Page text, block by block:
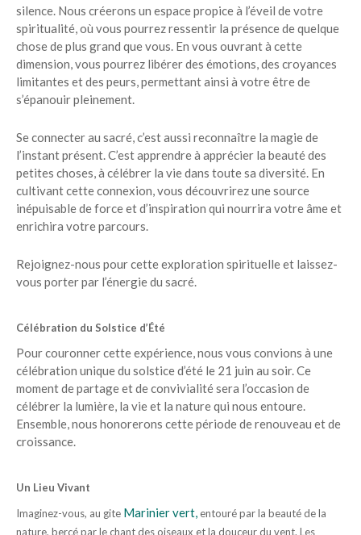
silence. Nous créerons un espace propice à l’éveil de votre
spiritualité, où vous pourrez ressentir la présence de quelque
chose de plus grand que vous. En vous ouvrant à cette
dimension, vous pourrez libérer des émotions, des croyances
limitantes et des peurs, permettant ainsi à votre être de
s’épanouir pleinement.
Se connecter au sacré, c’est aussi reconnaître la magie de
l’instant présent. C’est apprendre à apprécier la beauté des
petites choses, à célébrer la vie dans toute sa diversité. En
cultivant cette connexion, vous découvrirez une source
inépuisable de force et d’inspiration qui nourrira votre âme et
enrichira votre parcours.
Rejoignez-nous pour cette exploration spirituelle et laissez-
vous porter par l’énergie du sacré.
Célébration du Solstice d’Été
Pour couronner cette expérience, nous vous convions à une
célébration unique du solstice d’été le 21 juin au soir. Ce
moment de partage et de convivialité sera l’occasion de
célébrer la lumière, la vie et la nature qui nous entoure.
Ensemble, nous honorerons cette période de renouveau et de
croissance.
Un Lieu Vivant
Imaginez-vous, au gite Marinier vert, entouré par la beauté de la
nature, bercé par le chant des oiseaux et la douceur du vent. Les